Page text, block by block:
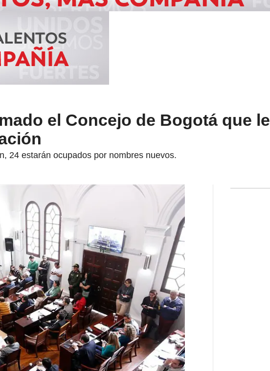
el Concejo de Bogotá que le
24 estarán ocupados por nombres nuevos.